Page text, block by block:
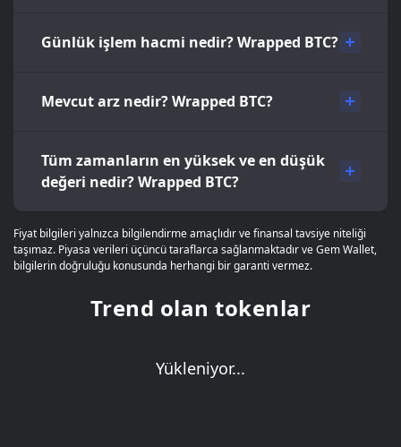
Günlük işlem hacmi nedir? Wrapped BTC?
Mevcut arz nedir? Wrapped BTC?
Tüm zamanların en yüksek ve en düşük
değeri nedir? Wrapped BTC?
Fiyat bilgileri yalnızca bilgilendirme amaçlıdır ve finansal tavsiye niteliği
taşımaz. Piyasa verileri üçüncü taraflarca sağlanmaktadır ve Gem Wallet,
bilgilerin doğruluğu konusunda herhangi bir garanti vermez.
Trend olan tokenlar
Yükleniyor...